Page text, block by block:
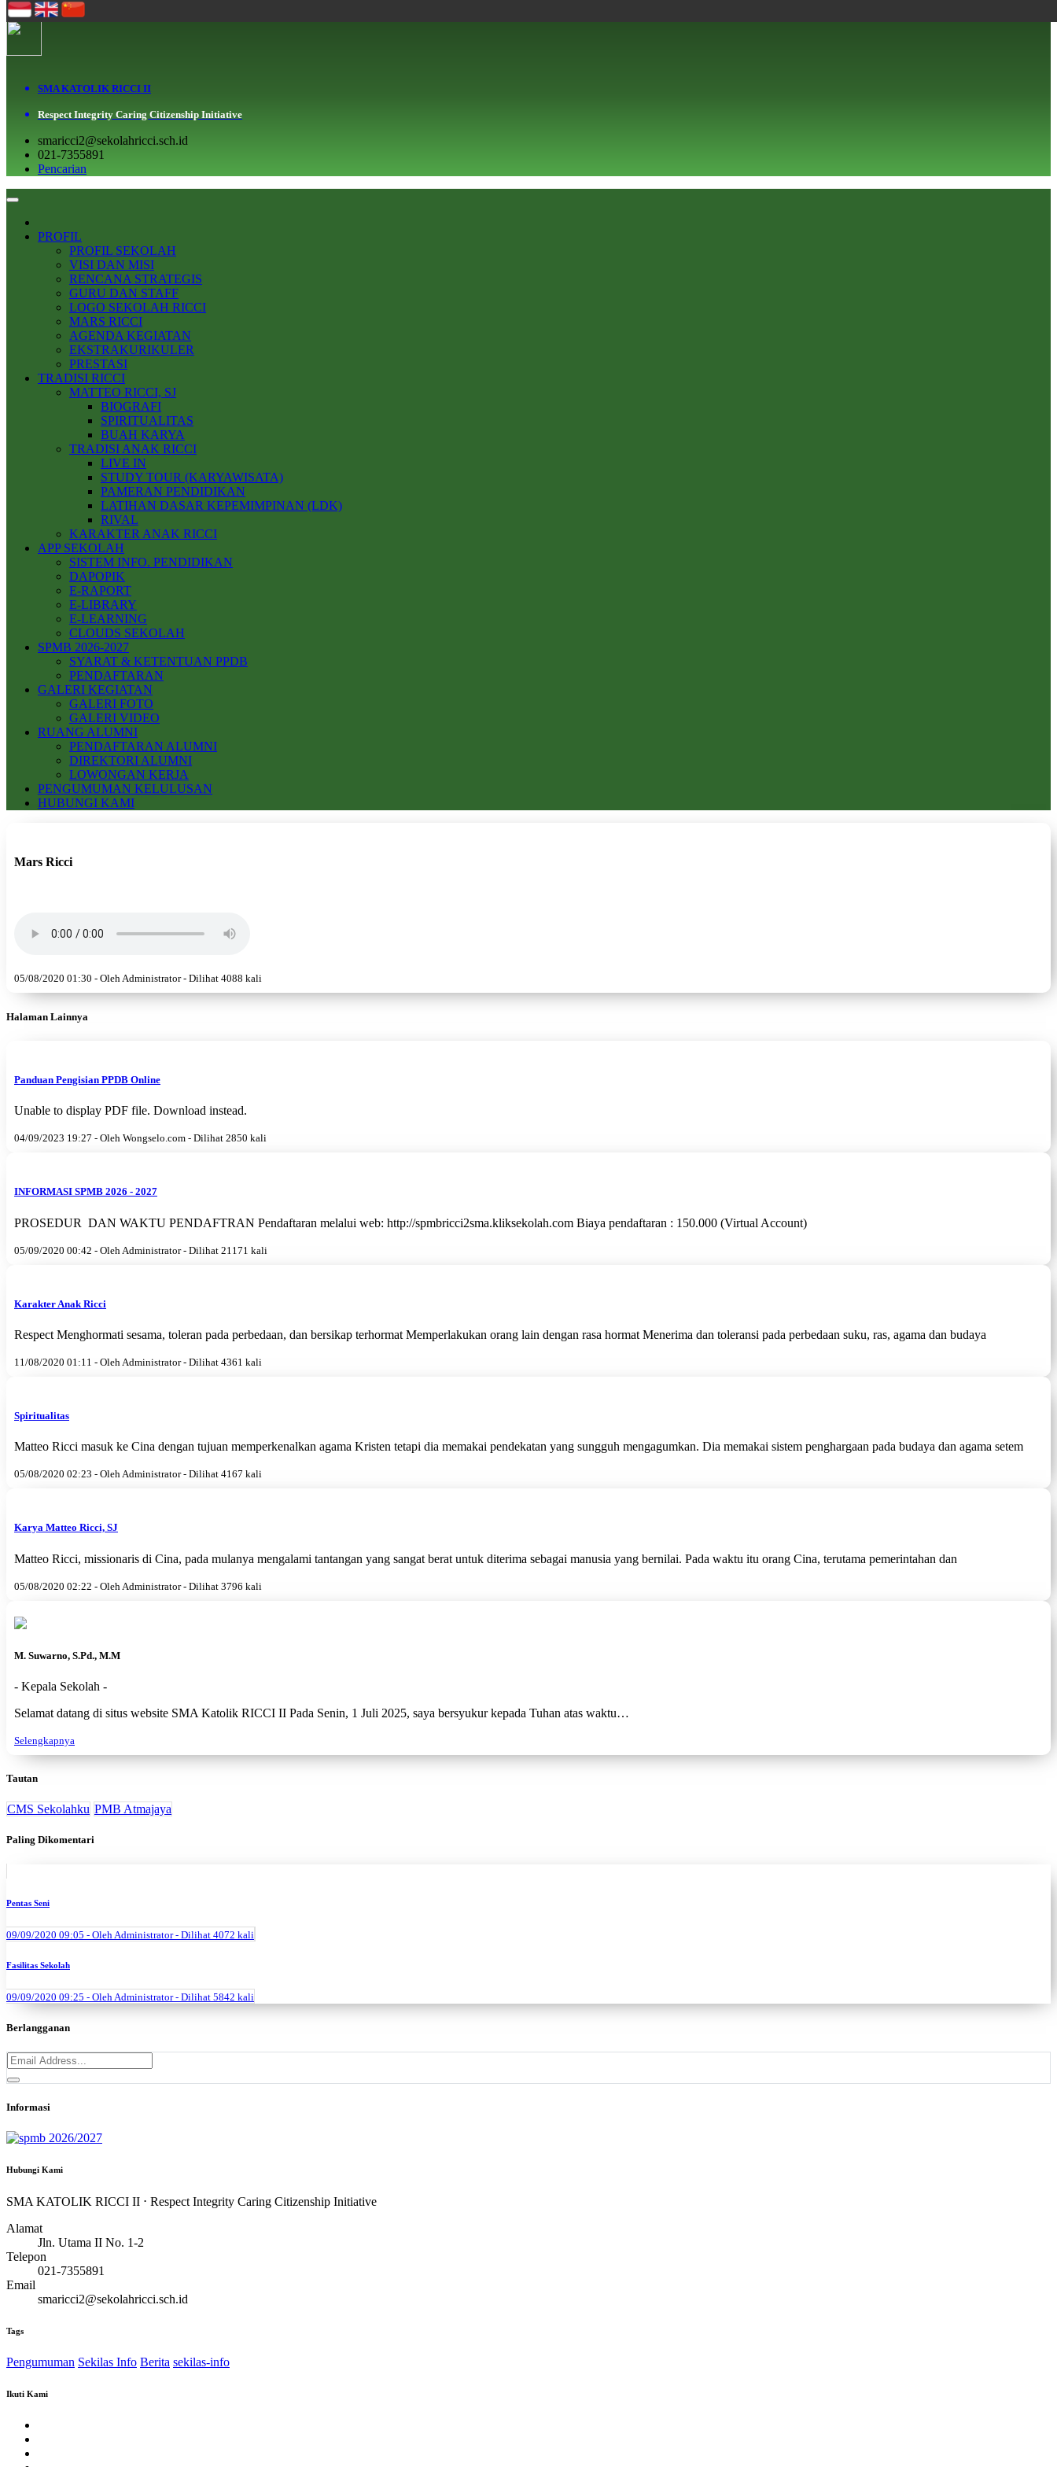
SMA KATOLIK RICCI II
Respect Integrity Caring Citizenship Initiative
smaricci2@sekolahricci.sch.id
021-7355891
Pencarian
PROFIL
PROFIL SEKOLAH
VISI DAN MISI
RENCANA STRATEGIS
GURU DAN STAFF
LOGO SEKOLAH RICCI
MARS RICCI
AGENDA KEGIATAN
EKSTRAKURIKULER
PRESTASI
TRADISI RICCI
MATTEO RICCI, SJ
BIOGRAFI
SPIRITUALITAS
BUAH KARYA
TRADISI ANAK RICCI
LIVE IN
STUDY TOUR (KARYAWISATA)
PAMERAN PENDIDIKAN
LATIHAN DASAR KEPEMIMPINAN (LDK)
RIVAL
KARAKTER ANAK RICCI
APP SEKOLAH
SISTEM INFO. PENDIDIKAN
DAPOPIK
E-RAPORT
E-LIBRARY
E-LEARNING
CLOUDS SEKOLAH
SPMB 2026-2027
SYARAT & KETENTUAN PPDB
PENDAFTARAN
GALERI KEGIATAN
GALERI FOTO
GALERI VIDEO
RUANG ALUMNI
PENDAFTARAN ALUMNI
DIREKTORI ALUMNI
LOWONGAN KERJA
PENGUMUMAN KELULUSAN
HUBUNGI KAMI
Mars Ricci
05/08/2020 01:30 - Oleh Administrator - Dilihat 4088 kali
Halaman Lainnya
Panduan Pengisian PPDB Online
Unable to display PDF file. Download instead.
04/09/2023 19:27 - Oleh Wongselo.com - Dilihat 2850 kali
INFORMASI SPMB 2026 - 2027
PROSEDUR DAN WAKTU PENDAFTRAN Pendaftaran melalui web: http://spmbricci2sma.kliksekolah.com Biaya pendaftaran : 150.000 (Virtual Account)
05/09/2020 00:42 - Oleh Administrator - Dilihat 21171 kali
Karakter Anak Ricci
Respect Menghormati sesama, toleran pada perbedaan, dan bersikap terhormat Memperlakukan orang lain dengan rasa hormat Menerima dan toleransi pada perbedaan suku, ras, agama dan budaya
11/08/2020 01:11 - Oleh Administrator - Dilihat 4361 kali
Spiritualitas
Matteo Ricci masuk ke Cina dengan tujuan memperkenalkan agama Kristen tetapi dia memakai pendekatan yang sungguh mengagumkan. Dia memakai sistem penghargaan pada budaya dan agama setem
05/08/2020 02:23 - Oleh Administrator - Dilihat 4167 kali
Karya Matteo Ricci, SJ
Matteo Ricci, missionaris di Cina, pada mulanya mengalami tantangan yang sangat berat untuk diterima sebagai manusia yang bernilai. Pada waktu itu orang Cina, terutama pemerintahan dan
05/08/2020 02:22 - Oleh Administrator - Dilihat 3796 kali
M. Suwarno, S.Pd., M.M
- Kepala Sekolah -
Selamat datang di situs website SMA Katolik RICCI II Pada Senin, 1 Juli 2025, saya bersyukur kepada Tuhan atas waktu…
Selengkapnya
Tautan
CMS Sekolahku PMB Atmajaya
Paling Dikomentari
Pentas Seni
09/09/2020 09:05 - Oleh Administrator - Dilihat 4072 kali
Fasilitas Sekolah
09/09/2020 09:25 - Oleh Administrator - Dilihat 5842 kali
Berlangganan
Informasi
Hubungi Kami
SMA KATOLIK RICCI II ⋅ Respect Integrity Caring Citizenship Initiative
Alamat
Jln. Utama II No. 1-2
Telepon
021-7355891
Email
smaricci2@sekolahricci.sch.id
Tags
Pengumuman Sekilas Info Berita sekilas-info
Ikuti Kami